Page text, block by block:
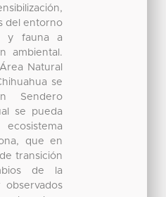
del entorno
y fauna a
ambiental.
Natural
se
Sendero
se pueda
que en
transición
de la
observados